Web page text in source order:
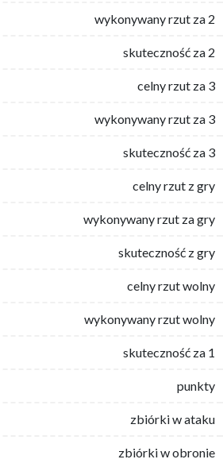
wykonywany rzut za 2
skuteczność za 2
celny rzut za 3
wykonywany rzut za 3
skuteczność za 3
celny rzut z gry
wykonywany rzut za gry
skuteczność z gry
celny rzut wolny
wykonywany rzut wolny
skuteczność za 1
punkty
zbiórki w ataku
zbiórki w obronie